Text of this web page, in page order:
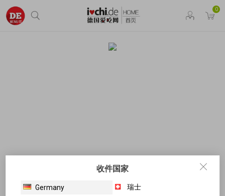
0
收件国家
Germany
瑞士